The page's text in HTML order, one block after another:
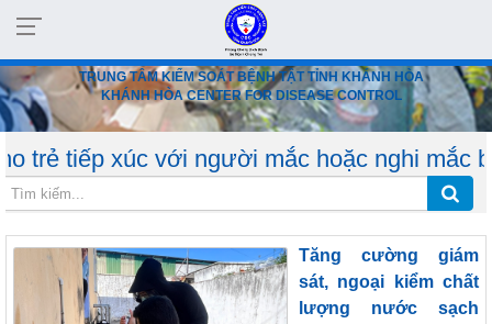
TRUNG TÂM KIỂM SOÁT BỆNH TẬT TỈNH KHÁNH HÒA
KHÁNH HÒA CENTER FOR DISEASE CONTROL
với người mắc hoặc nghi mắc
Tăng cường giám
sát, ngoại kiểm chất
lượng nước sạch